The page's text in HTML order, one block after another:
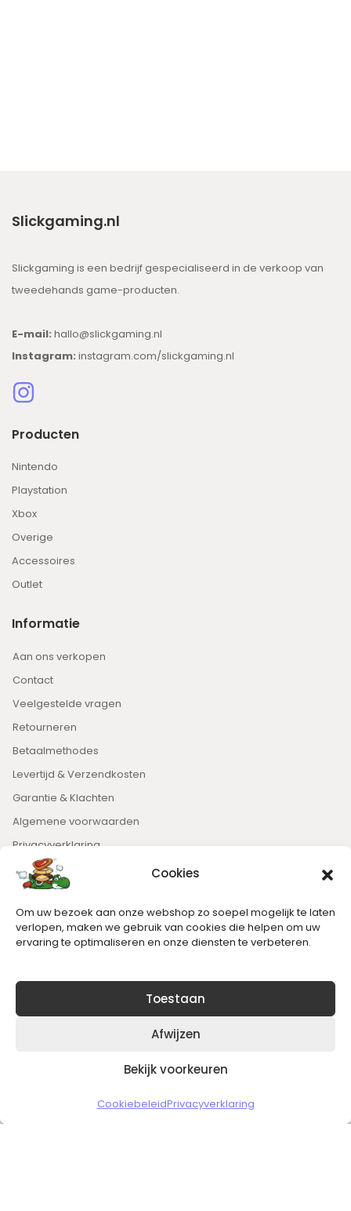
Cookies
Om uw bezoek aan onze webshop zo soepel mogelijk te laten
verlopen, maken we gebruik van cookies die helpen om uw
ervaring te optimaliseren en onze diensten te verbeteren.
Toestaan
Afwijzen
Bekijk voorkeuren
CookiebeleidPrivacyverklaring
Slickgaming.nl
Slickgaming is een bedrijf gespecialiseerd in de verkoop van
tweedehands game-producten.
E-mail: hallo@slickgaming.nl
Instagram: instagram.com/slickgaming.nl
Producten
Nintendo
Playstation
Xbox
Overige
Accessoires
Outlet
Informatie
Aan ons verkopen
Contact
Veelgestelde vragen
Retourneren
Betaalmethodes
Levertijd & Verzendkosten
Garantie & Klachten
Algemene voorwaarden
Privacyverklaring
Nieuwsbrief
Blijft op de hoogte van het laatste nieuws.